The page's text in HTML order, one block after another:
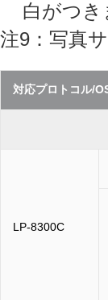
白がつき
注9：写真
対応プロトコル/
LP-8300C